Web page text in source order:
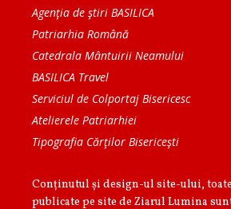
Agenţia de ştiri BASILICA
Patriarhia Română
Catedrala Mântuirii Neamului
BASILICA Travel
Serviciul de Colportaj Bisericesc
Atelierele Patriarhiei
Tipografia Cărţilor Bisericeşti
Conținutul și design-ul site-ului,
publicate pe site de Ziarul Lumina